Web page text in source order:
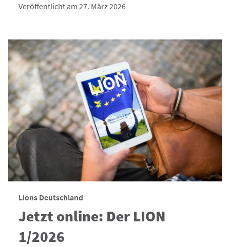
Veröffentlicht am 27. März 2026
Lions Deutschland
Jetzt online: Der LION
1/2026